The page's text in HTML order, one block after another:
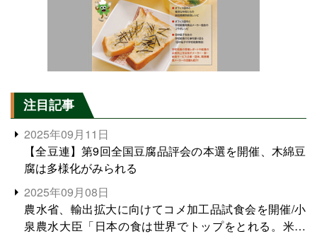
注目記事
2025年09月11日
【全豆連】第9回全国豆腐品評会の本選を開催、木綿豆
腐は多様化がみられる
2025年09月08日
農水省、輸出拡大に向けてコメ加工品試食会を開催/小
泉農水大臣「日本の食は世界でトップをとれる。米増